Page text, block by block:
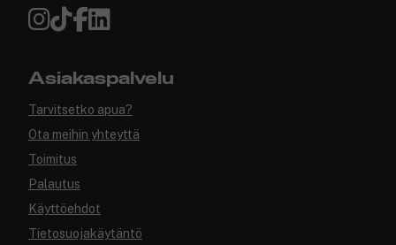
Asiakaspalvelu
Tarvitsetko apua?
Ota meihin yhteyttä
Toimitus
Palautus
Käyttöehdot
Tietosuojakäytäntö